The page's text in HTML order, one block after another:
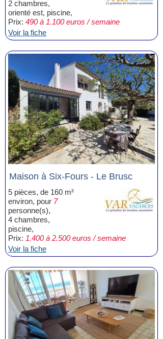
2 chambres,
orienté est, piscine,
Prix: 490 à 1.100 euros / semaine
Voir la fiche
Maison à Six-Fours - Le Brusc
5 pièces, de 160 m²
environ, pour 7
personne(s),
4 chambres,
piscine,
Prix: 1.400 à 2.500 euros / semaine
Voir la fiche